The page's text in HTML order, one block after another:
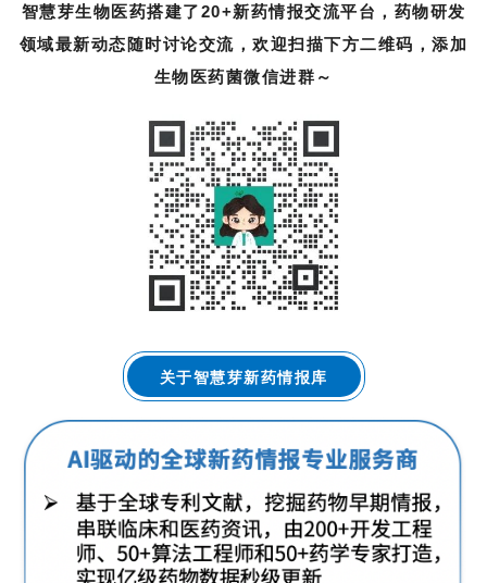
智慧芽生物医药搭建了20+新药情报交流平台，药物研发
领域最新动态随时讨论交流，欢迎扫描下方二维码，添加
生物医药菌微信进群～
关于智慧芽新药情报库